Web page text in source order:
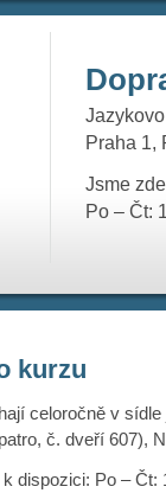
Praha 1,
Jsme
Po – Čt:
kurzu
celoročně v
č. dveří 607),
dispozici: Po – Čt: